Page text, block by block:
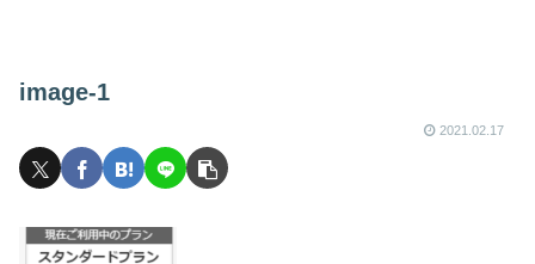
image-1
2021.02.17